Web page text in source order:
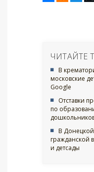
ЧИТАЙТЕ
В
московские
Google
Отставки
по
В Донецкой
гражданской
и детсады